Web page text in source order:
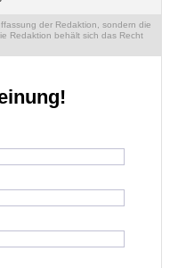
der Redaktion, sondern die
Redaktion behält sich das Recht